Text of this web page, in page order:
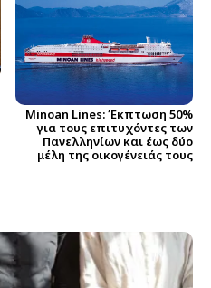
Minoan Lines: Έκπτωση 50%
για τους επιτυχόντες των
Πανελληνίων και έως δύο
μέλη της οικογένειάς τους